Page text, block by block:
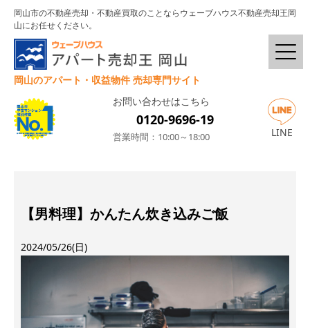
岡山市の不動産売却・不動産買取のことならウェーブハウス不動産売却王岡
山にお任せください。
岡山のアパート・収益物件 売却専門サイト
お問い合わせはこちら
0120-9696-19
営業時間：10:00～18:00 LINE
【男料理】かんたん炊き込みご飯
2024/05/26(日)